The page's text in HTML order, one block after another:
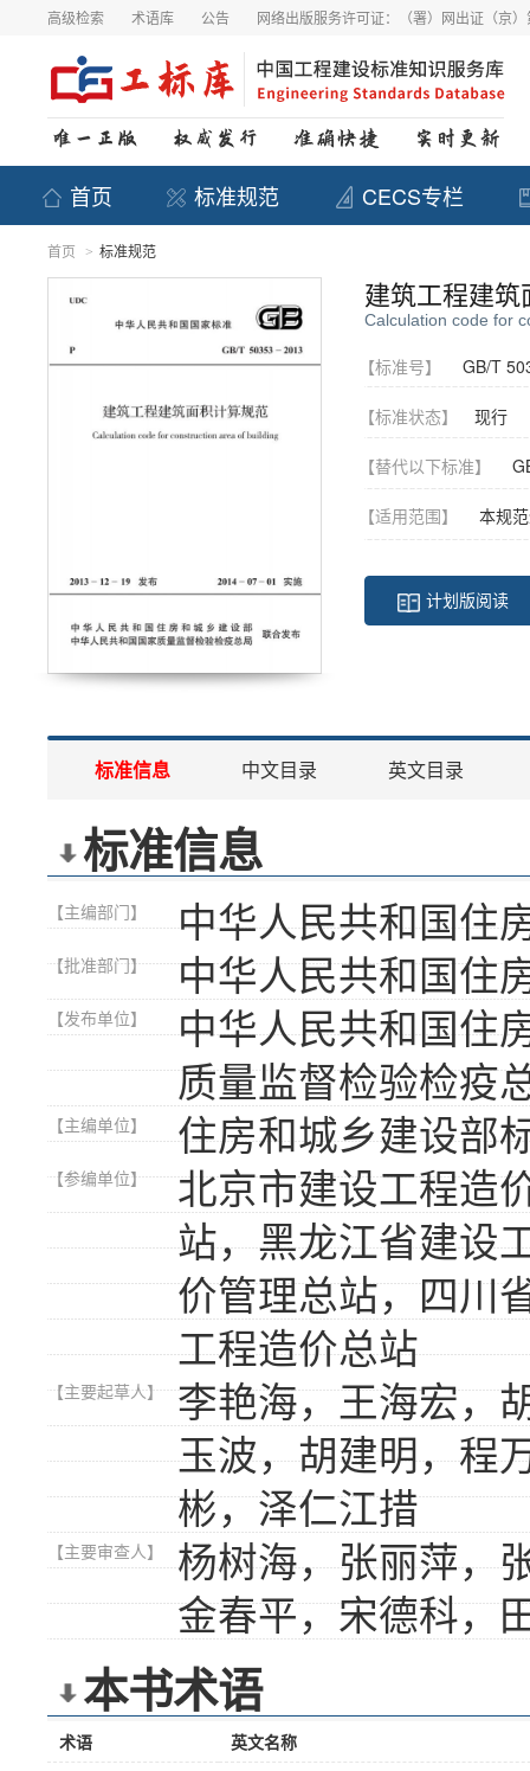
高级检索 术语库 公告 网络出版服务许可证：（署）网出证（京
首页 标准规范 CECS专栏
首页 > 标准规范
建筑工程建
Calculation code for
【标准号】 GB/T
【标准状态】 现行
【替代以下标准】
【适用范围】 本规
计划版阅读
标准信息 中文目录 英文目录
标准信息
【主编部门】 中华人民共和国住
【批准部门】 中华人民共和国住
【发布单位】
中华人民共和国住
质量监督检验检疫
【主编单位】 住房和城乡建设部
【参编单位】
北京市建设工程造
站，黑龙江省建设
价管理总站，四川
工程造价总站
【主要起草人】
李艳海，王海宏，
玉波，胡建明，程
彬，泽仁江措
【主要审查人】
杨树海，张丽萍，
金春平，宋德科，
本书术语
术语
英文名称